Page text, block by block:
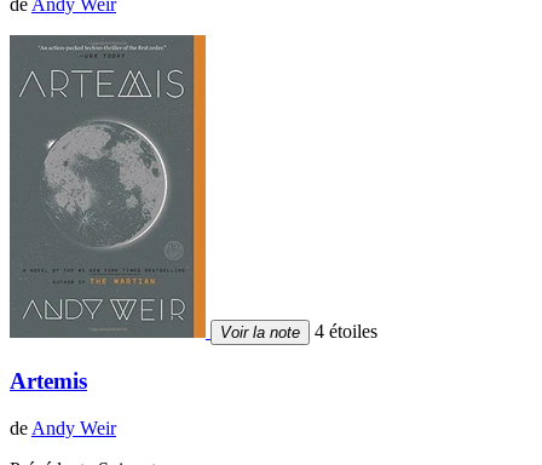
de Andy Weir
Voir la note 4 étoiles
Artemis
de Andy Weir